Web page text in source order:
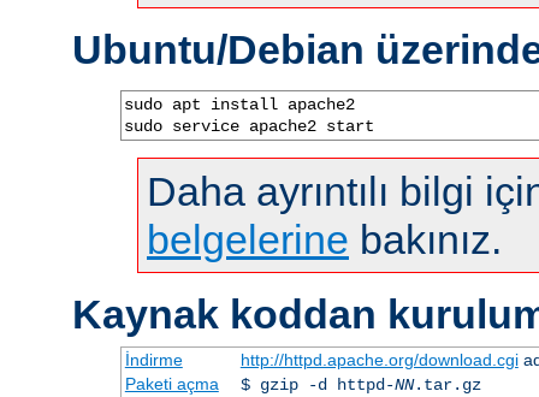
Ubuntu/Debian
sudo apt install apache2
sudo service apache2 start
Daha ayrıntılı bilgi
belgelerine bakınız.
Kaynak koddan
İndirme http://httpd.apache.org/download.cgi
Paketi açma
$ gzip -d httpd-NN.tar.gz